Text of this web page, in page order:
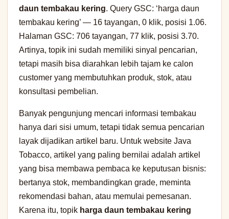
daun tembakau kering. Query GSC: ‘harga daun
tembakau kering’ — 16 tayangan, 0 klik, posisi 1.06.
Halaman GSC: 706 tayangan, 77 klik, posisi 3.70.
Artinya, topik ini sudah memiliki sinyal pencarian,
tetapi masih bisa diarahkan lebih tajam ke calon
customer yang membutuhkan produk, stok, atau
konsultasi pembelian.
Banyak pengunjung mencari informasi tembakau
hanya dari sisi umum, tetapi tidak semua pencarian
layak dijadikan artikel baru. Untuk website Java
Tobacco, artikel yang paling bernilai adalah artikel
yang bisa membawa pembaca ke keputusan bisnis:
bertanya stok, membandingkan grade, meminta
rekomendasi bahan, atau memulai pemesanan.
Karena itu, topik harga daun tembakau kering